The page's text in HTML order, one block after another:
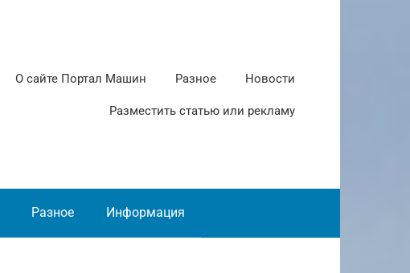
О сайте Портал Машин Разное Новости
Разместить статью или рекламу
Разное Информация